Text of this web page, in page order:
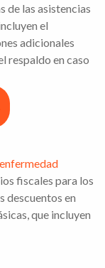
de las asistencias
el
adicionales
respaldo en caso
fiscales para los
descuentos en
que incluyen